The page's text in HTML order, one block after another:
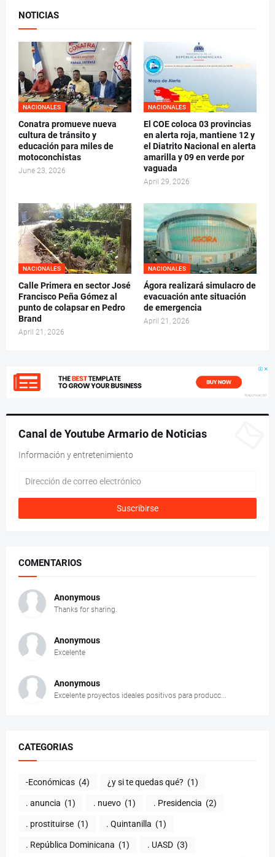
NOTICIAS
NACIONALES
Conatra promueve nueva
cultura de tránsito y
educación para miles de
motoconchistas
June 23, 2026
NACIONALES
El COE coloca 03 provincias
en alerta roja, mantiene 12 y
el Diatrito Nacional en alerta
amarilla y 09 en verde por
vaguada
April 29, 2026
NACIONALES
Calle Primera en sector José
Francisco Peña Gómez al
punto de colapsar en Pedro
Brand
April 21, 2026
NACIONALES
Ágora realizará simulacro de
evacuación ante situación
de emergencia
April 21, 2026
Canal de Youtube Armario de Noticias
Información y entretenimiento
COMENTARIOS
Anonymous
Thanks for sharing.
Anonymous
Excelente
Anonymous
Excelente proyectos ideales positivos para producc...
CATEGORIAS
-Económicas (4) ¿y si te quedas qué? (1)
. anuncia (1) . nuevo (1) . Presidencia (2)
. prostituirse (1) . Quintanilla (1)
. República Dominicana (1) . UASD (3)